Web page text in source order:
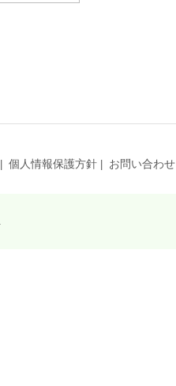
個人情報保護方針 お問い合わせ